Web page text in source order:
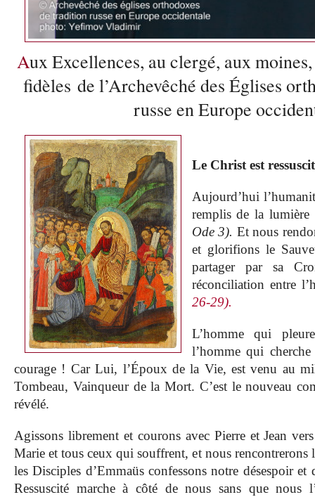
Aux Excellences, au clergé, aux moines, aux moniales et aux
fidèles de l’Archevêché des Églises
russe en Europe
Le Christ est
Aujourd’hui
remplis de la lumière
Ode 3). Et nous
et glorifions le
partager par sa
réconciliation entre
26-29).
L’homme qui
l’homme qui
courage ! Car Lui, l’Époux de la Vie, est venu au
Tombeau, Vainqueur de la Mort. C’est le nouveau
révélé.
Agissons librement et courons avec Pierre et Jean
Marie et tous ceux qui souffrent, et nous rencontrerons
les Disciples d’Emmaüs confessons notre désespoir
Ressuscité marche à côté de nous sans que nous